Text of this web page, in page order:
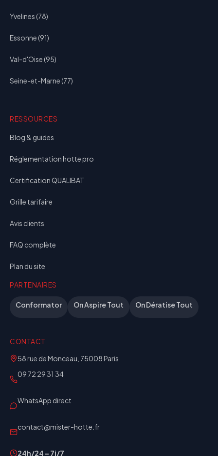
Yvelines (78)
Essonne (91)
Val-d'Oise (95)
Seine-et-Marne (77)
RESSOURCES
Blog & guides
Réglementation hotte pro
Certification QUALIBAT
Grille tarifaire
Avis clients
FAQ complète
Plan du site
PARTENAIRES
Conformator On Aspire Tout On Dératise Tout
CONTACT
58 rue de Monceau, 75008 Paris
09 72 29 31 34
WhatsApp direct
contact@mister-hotte.fr
24h/24 – 7j/7